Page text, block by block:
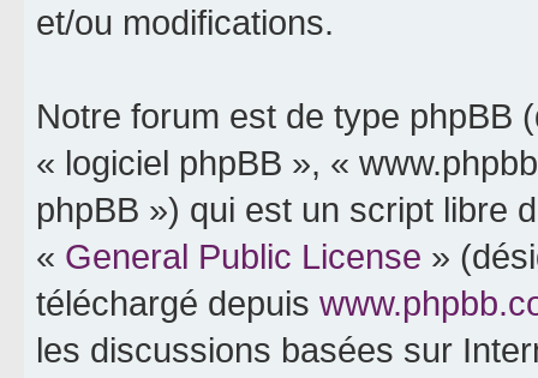
et/ou modifications.
Notre forum est de type phpBB
« logiciel phpBB », «
phpBB ») qui est un script libre
« General Public License »
téléchargé depuis
les discussions basées sur